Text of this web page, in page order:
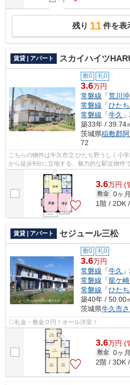
残り 11件を表
賃貸 | アパート スカイハイツ
敷0 礼0
3.6万円
常磐線 「荒川沖
常磐線 「ひた
常磐線 「牛久
築33年 / 39.74
茨城県稲敷郡
72
こちらの物件は牛久市立 ひたち野うしく小
から徒歩9分に立地する、魅力的な駅近物件
賃や初期費用支払いのわずらわしさを解...
3.6万円 (
敷金 0ヶ月
1階 / 2DK
賃貸 | アパート セジュール三松
敷0 礼0
3.6万円
常磐線 「牛久
常磐線 「龍ケ
常磐線 「ひた
築40年 / 50.00
茨城県牛久市
◇礼金・敷金０円！オール洋室！
3.6万円 (
敷金 0ヶ月
2階 / 3DK